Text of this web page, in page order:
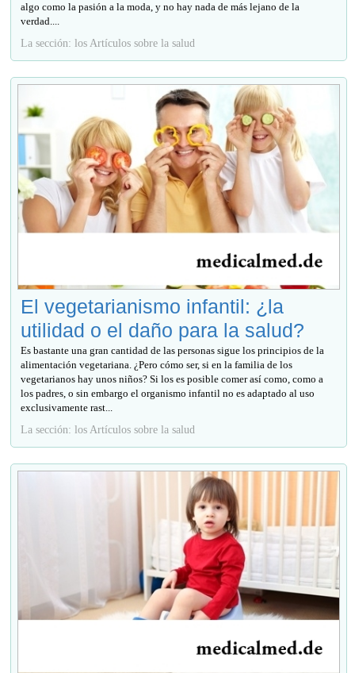
algo como la pasión a la moda, y no hay nada de más lejano de la
verdad....
La sección: los Artículos sobre la salud
El vegetarianismo infantil: ¿la
utilidad o el daño para la salud?
Es bastante una gran cantidad de las personas sigue los principios de la
alimentación vegetariana. ¿Pero cómo ser, si en la familia de los
vegetarianos hay unos niños? Si los es posible comer así como, como a
los padres, o sin embargo el organismo infantil no es adaptado al uso
exclusivamente rast...
La sección: los Artículos sobre la salud